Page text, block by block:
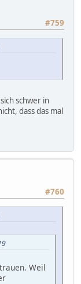
#759
schwer in
dass das mal
#760
Weil